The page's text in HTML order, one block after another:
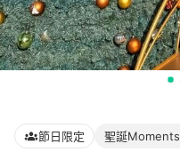
節日限定 聖誕Moments